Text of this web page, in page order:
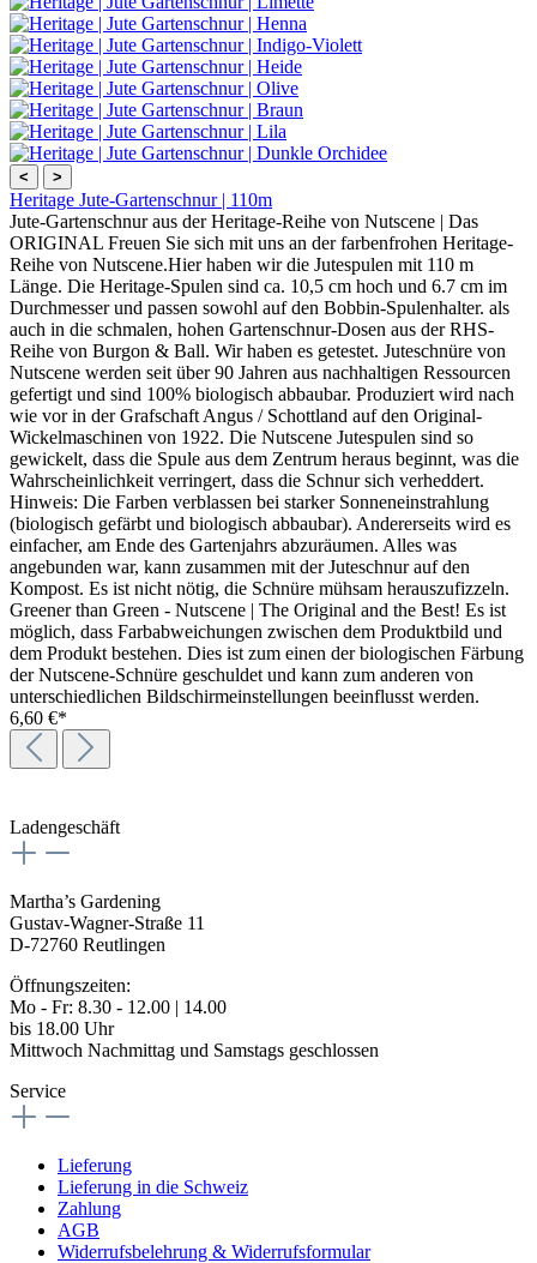
< >
Heritage Jute-Gartenschnur | 110m
Jute-Gartenschnur aus der Heritage-Reihe von Nutscene | Das
ORIGINAL Freuen Sie sich mit uns an der farbenfrohen Heritage-
Reihe von Nutscene.Hier haben wir die Jutespulen mit 110 m
Länge. Die Heritage-Spulen sind ca. 10,5 cm hoch und 6.7 cm im
Durchmesser und passen sowohl auf den Bobbin-Spulenhalter. als
auch in die schmalen, hohen Gartenschnur-Dosen aus der RHS-
Reihe von Burgon & Ball. Wir haben es getestet. Juteschnüre von
Nutscene werden seit über 90 Jahren aus nachhaltigen Ressourcen
gefertigt und sind 100% biologisch abbaubar. Produziert wird nach
wie vor in der Grafschaft Angus / Schottland auf den Original-
Wickelmaschinen von 1922. Die Nutscene Jutespulen sind so
gewickelt, dass die Spule aus dem Zentrum heraus beginnt, was die
Wahrscheinlichkeit verringert, dass die Schnur sich verheddert.
Hinweis: Die Farben verblassen bei starker Sonneneinstrahlung
(biologisch gefärbt und biologisch abbaubar). Andererseits wird es
einfacher, am Ende des Gartenjahrs abzuräumen. Alles was
angebunden war, kann zusammen mit der Juteschnur auf den
Kompost. Es ist nicht nötig, die Schnüre mühsam herauszufizzeln.
Greener than Green - Nutscene | The Original and the Best! Es ist
möglich, dass Farbabweichungen zwischen dem Produktbild und
dem Produkt bestehen. Dies ist zum einen der biologischen Färbung
der Nutscene-Schnüre geschuldet und kann zum anderen von
unterschiedlichen Bildschirmeinstellungen beeinflusst werden.
6,60 €*
Ladengeschäft
Martha’s Gardening
Gustav-Wagner-Straße 11
D-72760 Reutlingen
Öffnungszeiten:
Mo - Fr: 8.30 - 12.00 | 14.00
bis 18.00 Uhr
Mittwoch Nachmittag und Samstags geschlossen
Service
Lieferung
Lieferung in die Schweiz
Zahlung
AGB
Widerrufsbelehrung & Widerrufsformular